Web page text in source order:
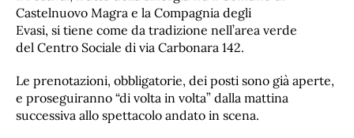
Castelnuovo Magra e la Compagnia degli
Evasi, si tiene come da tradizione nell’area verde
del Centro Sociale di via Carbonara 142.
Le prenotazioni, obbligatorie, dei posti sono già aperte,
e proseguiranno “di volta in volta” dalla mattina
successiva allo spettacolo andato in scena.